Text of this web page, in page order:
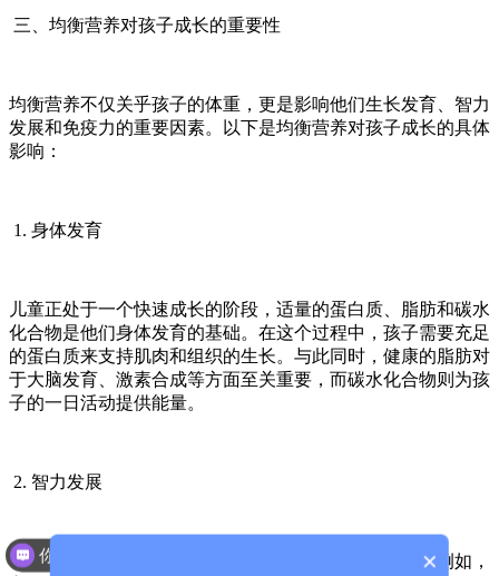
三、均衡营养对孩子成长的重要性
均衡营养不仅关乎孩子的体重，更是影响他们生长发育、智力
发展和免疫力的重要因素。以下是均衡营养对孩子成长的具体
影响：
1. 身体发育
儿童正处于一个快速成长的阶段，适量的蛋白质、脂肪和碳水
化合物是他们身体发育的基础。在这个过程中，孩子需要充足
的蛋白质来支持肌肉和组织的生长。与此同时，健康的脂肪对
于大脑发育、激素合成等方面至关重要，而碳水化合物则为孩
子的一日活动提供能量。
2. 智力发展
研究表明，均衡的营养能够显著影响孩子的智力发展。例如，
你们是怎么收费的呢？ ×